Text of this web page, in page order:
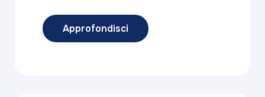
Approfondisci